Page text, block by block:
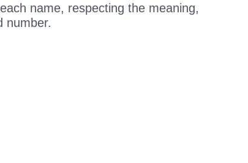
name, respecting the meaning,
number.